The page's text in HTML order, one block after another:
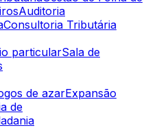
Auditoria
Consultoria Tributária
particularSala de
de azarExpansão
de